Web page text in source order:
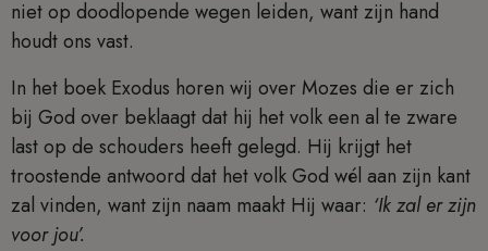
niet op doodlopende wegen leiden, want zijn hand
houdt ons vast.
In het boek Exodus horen wij over Mozes die er zich
bij God over beklaagt dat hij het volk een al te zware
last op de schouders heeft gelegd. Hij krijgt het
troostende antwoord dat het volk God wél aan zijn kant
zal vinden, want zijn naam maakt Hij waar: ‘Ik zal er zijn
voor jou’.